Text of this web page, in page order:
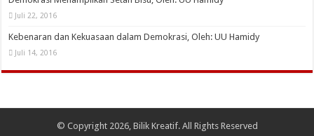
Juli 22, 2016
Kebenaran dan Kekuasaan dalam Demokrasi, Oleh: UU Hamidy
Juli 14, 2016
© Copyright 2026, Bilik Kreatif. All Rights Reserved